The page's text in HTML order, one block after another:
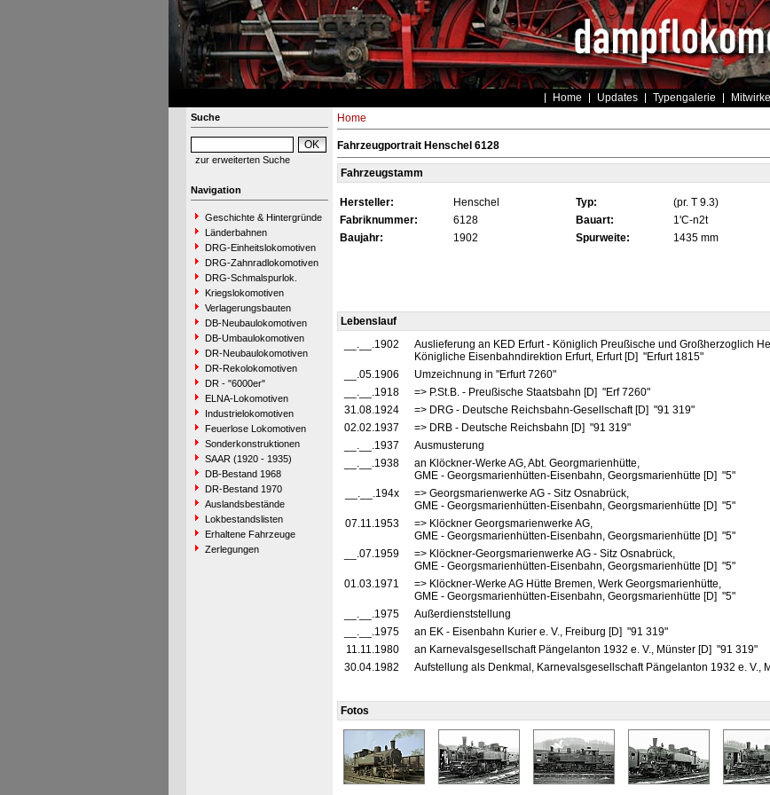
Home Updates Typengalerie
Suche
zur erweiterten Suche
Navigation
Geschichte & Hintergründe
Länderbahnen
DRG-Einheitslokomotiven
DRG-Zahnradlokomotiven
DRG-Schmalspurlok.
Kriegslokomotiven
Verlagerungsbauten
DB-Neubaulokomotiven
DB-Umbaulokomotiven
DR-Neubaulokomotiven
DR-Rekolokomotiven
DR - "6000er"
ELNA-Lokomotiven
Industrielokomotiven
Feuerlose Lokomotiven
Sonderkonstruktionen
SAAR (1920 - 1935)
DB-Bestand 1968
DR-Bestand 1970
Auslandsbestände
Lokbestandslisten
Erhaltene Fahrzeuge
Zerlegungen
Home
Fahrzeugportrait Henschel 6128
Fahrzeugstamm
Hersteller: Henschel Typ: (pr. T 9.3)
Fabriknummer:
6128 Bauart: 1'C-n2t
Baujahr:
1902 Spurweite: 1435 mm
Lebenslauf
__.__.1902
Auslieferung an KED Erfurt - Königlich Preußische und Großherzoglich
Königliche Eisenbahndirektion Erfurt, Erfurt [D] "Erfurt 1815"
__.05.1906
Umzeichnung in "Erfurt 7260"
__.__.1918
=> P.St.B. - Preußische Staatsbahn [D] "Erf 7260"
31.08.1924
=> DRG - Deutsche Reichsbahn-Gesellschaft [D] "91 319"
02.02.1937
=> DRB - Deutsche Reichsbahn [D] "91 319"
__.__.1937
Ausmusterung
__.__.1938
an Klöckner-Werke AG, Abt. Georgmarienhütte,
GME - Georgsmarienhütten-Eisenbahn, Georgsmarienhütte [D] "5"
__.__.194x
=> Georgsmarienwerke AG - Sitz Osnabrück,
GME - Georgsmarienhütten-Eisenbahn, Georgsmarienhütte [D] "5"
07.11.1953
=> Klöckner Georgsmarienwerke AG,
GME - Georgsmarienhütten-Eisenbahn, Georgsmarienhütte [D] "5"
__.07.1959
=> Klöckner-Georgsmarienwerke AG - Sitz Osnabrück,
GME - Georgsmarienhütten-Eisenbahn, Georgsmarienhütte [D] "5"
01.03.1971
=> Klöckner-Werke AG Hütte Bremen, Werk Georgsmarienhütte,
GME - Georgsmarienhütten-Eisenbahn, Georgsmarienhütte [D] "5"
__.__.1975
Außerdienststellung
__.__.1975
an EK - Eisenbahn Kurier e. V., Freiburg [D] "91 319"
11.11.1980
an Karnevalsgesellschaft Pängelanton 1932 e. V., Münster [D] "91 319"
30.04.1982
Aufstellung als Denkmal, Karnevalsgesellschaft Pängelanton 1932 e. V.,
Fotos